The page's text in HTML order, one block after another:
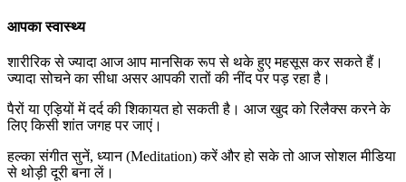
आपका स्वास्थ्य
शारीरिक से ज्यादा आज आप मानसिक रूप से थके हुए महसूस कर सकते हैं।
ज्यादा सोचने का सीधा असर आपकी रातों की नींद पर पड़ रहा है।
पैरों या एड़ियों में दर्द की शिकायत हो सकती है। आज खुद को रिलैक्स करने के
लिए किसी शांत जगह पर जाएं।
हल्का संगीत सुनें, ध्यान (Meditation) करें और हो सके तो आज सोशल मीडिया
से थोड़ी दूरी बना लें।